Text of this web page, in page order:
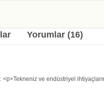
Yorumlar (16)
ve endüstriyel